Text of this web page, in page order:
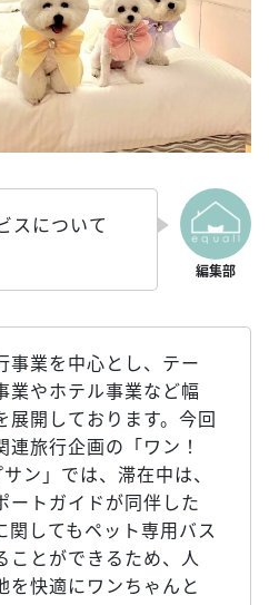
スについて
事業を中心とし、テー
業やホテル事業など幅
展開しております。今回
連旅行企画の「ワン！
ン」では、滞在中は、
ートガイドが同伴した
関してもペット専用バス
ことができるため、人
を快適にワンちゃんと